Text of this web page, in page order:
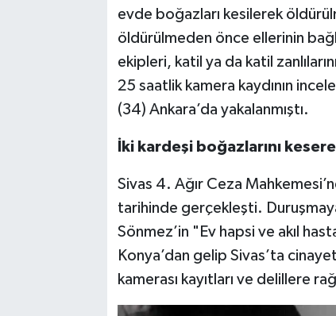
evde boğazları kesilerek
öldürülmeden önce ellerinin
ekipleri, katil ya da katil
25 saatlik kamera kaydının
(34) Ankara’da yakalanmıştı.
İki kardeşi boğazlarını
Sivas 4. Ağır Ceza
tarihinde gerçekleşti.
Sönmez’in "Ev hapsi ve akıl
Konya’dan gelip Sivas’ta
kamerası kayıtları ve delillere
KÜLTÜR SANAT